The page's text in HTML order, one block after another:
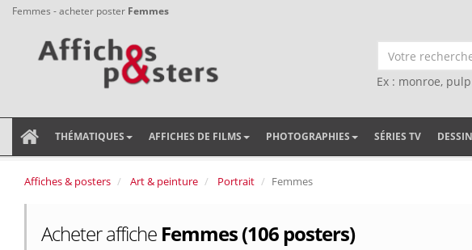
Femmes - acheter poster Femmes
Ex : monroe,
THÉMATIQUES AFFICHES DE FILMS PHOTOGRAPHIES SÉRIES TV
Affiches & posters Art & peinture Portrait Femmes
Acheter affiche Femmes (106 posters)